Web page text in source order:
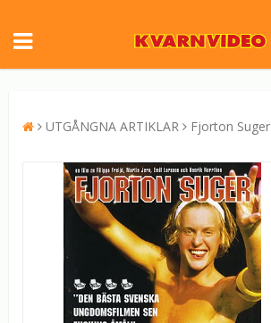
UTGÅNGNA ARTIKLAR Fjorton Suger